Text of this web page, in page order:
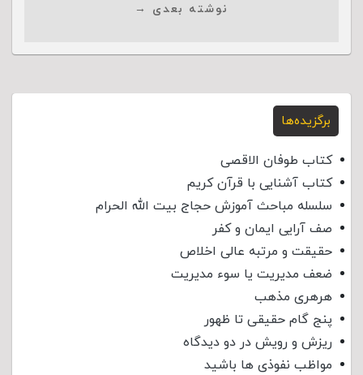
نوشته بعدی →
برگزیده‌ها
کتاب طوفان الاقصی
کتاب آشنایی با قرآن کریم
سلسله مباحث آموزش حجاج بیت الله الحرام
صف آرایی ایمان و کفر
حقیقت و مرتبه عالی اخلاص
ضعف مدیریت یا سوء مدیریت
هرهری مذهب
پنج گام حقیقی تا ظهور
ریزش و رویش در دو دیدگاه
مواظب نفوذی‌ ها باشید